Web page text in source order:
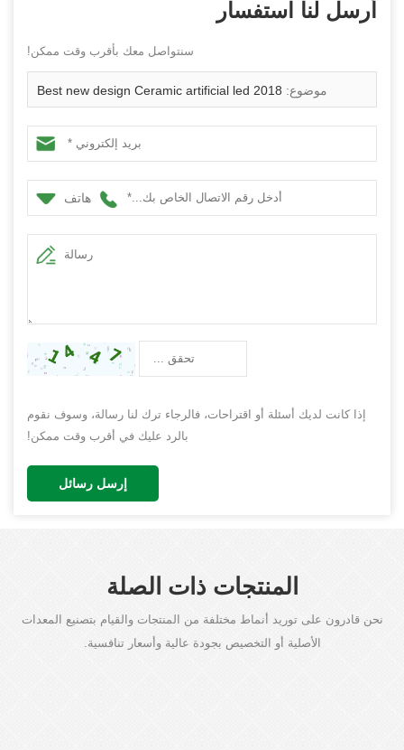
أرسل لنا استفسار
سنتواصل معك بأقرب وقت ممكن!
موضوع: 2018 Best new design Ceramic artificial led
christmas tree
هاتف
إذا كانت لديك أسئلة أو اقتراحات، فالرجاء ترك لنا رسالة، وسوف نقوم
بالرد عليك في أقرب وقت ممكن!
إرسل رسائل
المنتجات ذات الصلة
نحن قادرون على توريد أنماط مختلفة من المنتجات والقيام بتصنيع المعدات
الأصلية أو التخصيص بجودة عالية وأسعار تنافسية.